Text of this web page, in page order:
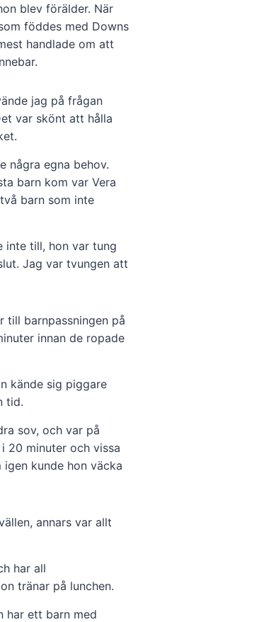
blev förälder. När
föddes med Downs
handlade om att
jag på frågan
var skönt att hålla
några egna behov.
barn kom var Vera
barn som inte
inte till, hon var tung
Jag var tvungen att
till barnpassningen på
innan de ropade
kände sig piggare
tid.
sov, och var på
20 minuter och vissa
kunde hon väcka
annars var allt
har all
tränar på lunchen.
har ett barn med